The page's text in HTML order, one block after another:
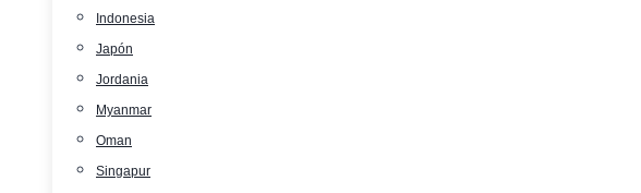
Indonesia
Japón
Jordania
Myanmar
Oman
Singapur